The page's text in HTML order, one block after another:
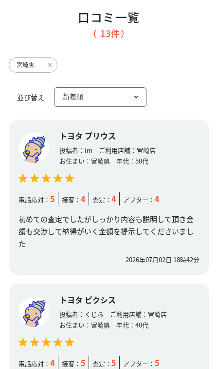
口コミ一覧
（ 13件）
宮崎店
並び替え
トヨタ プリウス
投稿者： im ご利用店舗： 宮崎店
お住まい： 宮崎県 年代： 50代
電話応対： 5 接客： 4 査定： 4 アフター： 4
初めての査定でしたがしっかり内容も説明して頂き金
額も交渉して納得がいく金額を提示してくださいまし
た
2026年07月02日 18時42分
トヨタ ピクシス
投稿者： くじら ご利用店舗： 宮崎店
お住まい： 宮崎県 年代： 40代
電話応対： 4 接客： 5 査定： 5 アフター： 5